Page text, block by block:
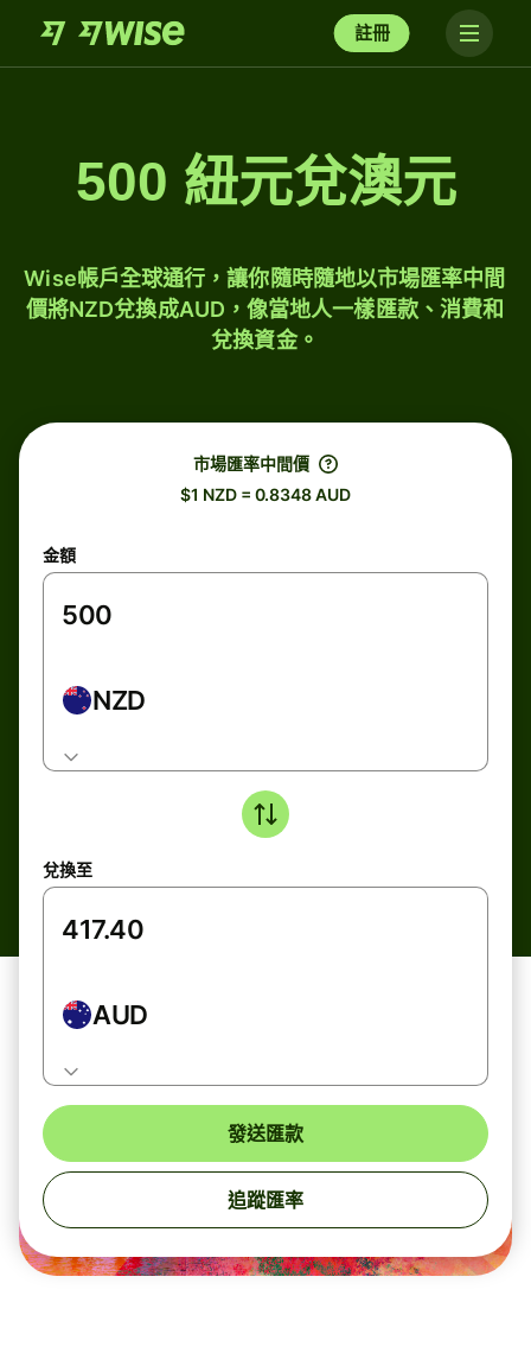
註冊
500 紐元兌澳元
Wise帳戶全球通行，讓你隨時隨地以市場匯率中間
價將NZD兌換成AUD，像當地人一樣匯款、消費和
兌換資金。
市場匯率中間價
$1 NZD = 0.8348 AUD
金額
NZD
兌換至
AUD
發送匯款
追蹤匯率